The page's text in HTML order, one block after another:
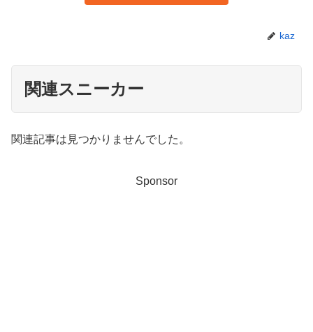
kaz
関連スニーカー
関連記事は見つかりませんでした。
Sponsor